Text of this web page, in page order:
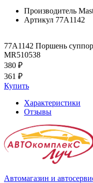
Производитель
Артикул 77A1142
77A1142 Поршень
MR510538
380 ₽
361 ₽
Купить
Характеристики
Отзывы
Автомагазин и